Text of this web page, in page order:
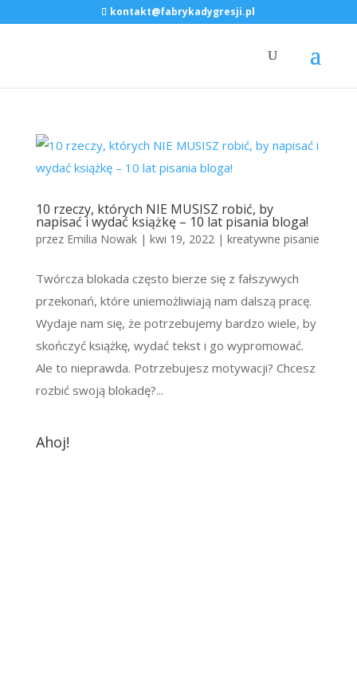
kontakt@fabrykadygresji.pl
10 rzeczy, których NIE MUSISZ robić, by
napisać i wydać książkę – 10 lat pisania bloga!
przez Emilia Nowak| kwi 19, 2022| kreatywne pisanie
Twórcza blokada często bierze się z fałszywych
przekonań, które uniemożliwiają nam dalszą pracę.
Wydaje nam się, że potrzebujemy bardzo wiele, by
skończyć książkę, wydać tekst i go wypromować.
Ale to nieprawda. Potrzebujesz motywacji? Chcesz
rozbić swoją blokadę?...
Ahoj!